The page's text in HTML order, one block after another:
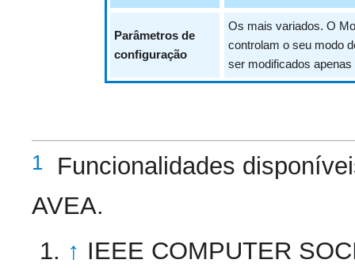
Parâmetros de
configuração
Os mais variados. O
controlam o seu modo
ser modificados
1 Funcionalidades
AVEA.
↑ IEEE COMPUTER